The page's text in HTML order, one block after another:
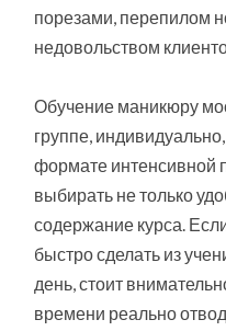
порезами, перепилом
недовольством
Обучение маникюру
группе,
формате интенсивной
выбирать не только
содержание курса.
быстро сделать из
день, стоит
времени реально